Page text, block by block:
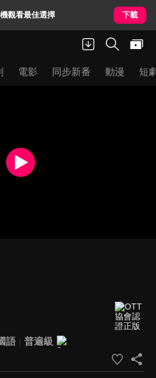
觀看最佳選擇 下載
電影 同步新番 動漫 短
語
普遍級